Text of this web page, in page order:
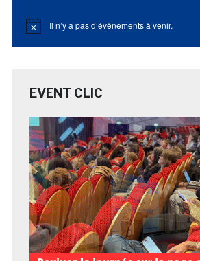
Notice Il n’y a pas d’évènements à venir.
EVENT CLIC